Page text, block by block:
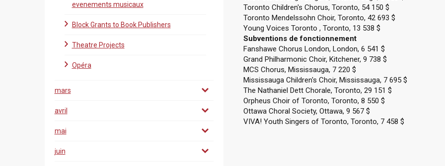
evenements musicaux
Block Grants to Book Publishers
Theatre Projects
Opéra
mars
avril
mai
juin
Toronto Children's Chorus, Toronto, 54 150 $
Toronto Mendelssohn Choir, Toronto, 42 693 $
Young Voices Toronto , Toronto, 13 538 $
Subventions de fonctionnement
Fanshawe Chorus London, London, 6 541 $
Grand Philharmonic Choir, Kitchener, 9 738 $
MCS Chorus, Mississauga, 7 220 $
Mississauga Children's Choir, Mississauga, 7 695 $
The Nathaniel Dett Chorale, Toronto, 29 151 $
Orpheus Choir of Toronto, Toronto, 8 550 $
Ottawa Choral Society, Ottawa, 9 567 $
VIVA! Youth Singers of Toronto, Toronto, 7 458 $